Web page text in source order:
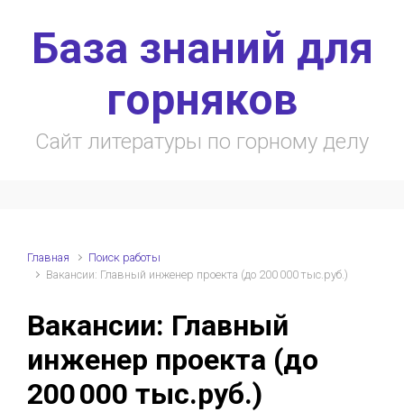
База знаний для
горняков
Сайт литературы по горному делу
Главная
Поиск работы
Вакансии: Главный инженер проекта (до 200 000 тыс.руб.)
Вакансии: Главный
инженер проекта (до
200 000 тыс.руб.)